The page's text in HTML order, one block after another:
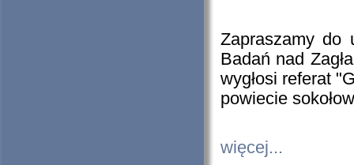
Zapraszamy do
Badań nad
wygłosi referat
powiecie
więcej...